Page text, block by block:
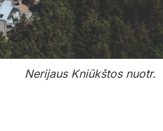
Nerijaus Kniūkštos nuotr.